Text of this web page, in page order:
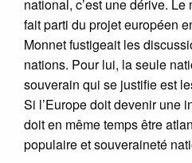
national, c’est une dérive.
fait parti du projet européen
Monnet fustigeait les
nations. Pour lui, la seule
souverain qui se justifie est
Si l’Europe doit devenir une
doit en même temps être
populaire et souveraineté